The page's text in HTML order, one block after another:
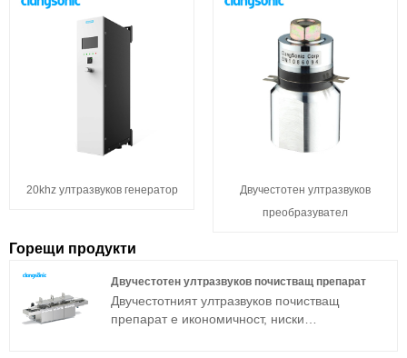
20khz ултразвуков генератор
Двучестотен ултразвуков
преобразувател
Горещи продукти
Двучестотен ултразвуков почистващ препарат
Двучестотният ултразвуков почистващ
препарат е икономичност, ниски